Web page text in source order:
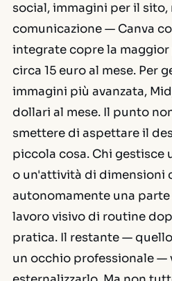
social, immagini per il
comunicazione — Canva
integrate copre la
circa 15 euro al mese. Per
immagini più avanzata,
dollari al mese. Il punto
smettere di aspettare il
piccola cosa. Chi gestisce
o un'attività di dimensioni
autonomamente una
lavoro visivo di routine
pratica. Il restante —
un occhio professionale —